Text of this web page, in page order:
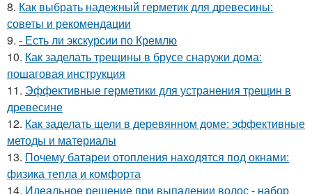
8. Как выбрать надежный герметик для древесины:
советы и рекомендации
9. - Есть ли экскурсии по Кремлю
10. Как заделать трещины в брусе снаружи дома:
пошаговая инструкция
11. Эффективные герметики для устранения трещин в
древесине
12. Как заделать щели в деревянном доме: эффективные
методы и материалы
13. Почему батареи отопления находятся под окнами:
физика тепла и комфорта
14. Идеальное решение при выпадении волос - набор